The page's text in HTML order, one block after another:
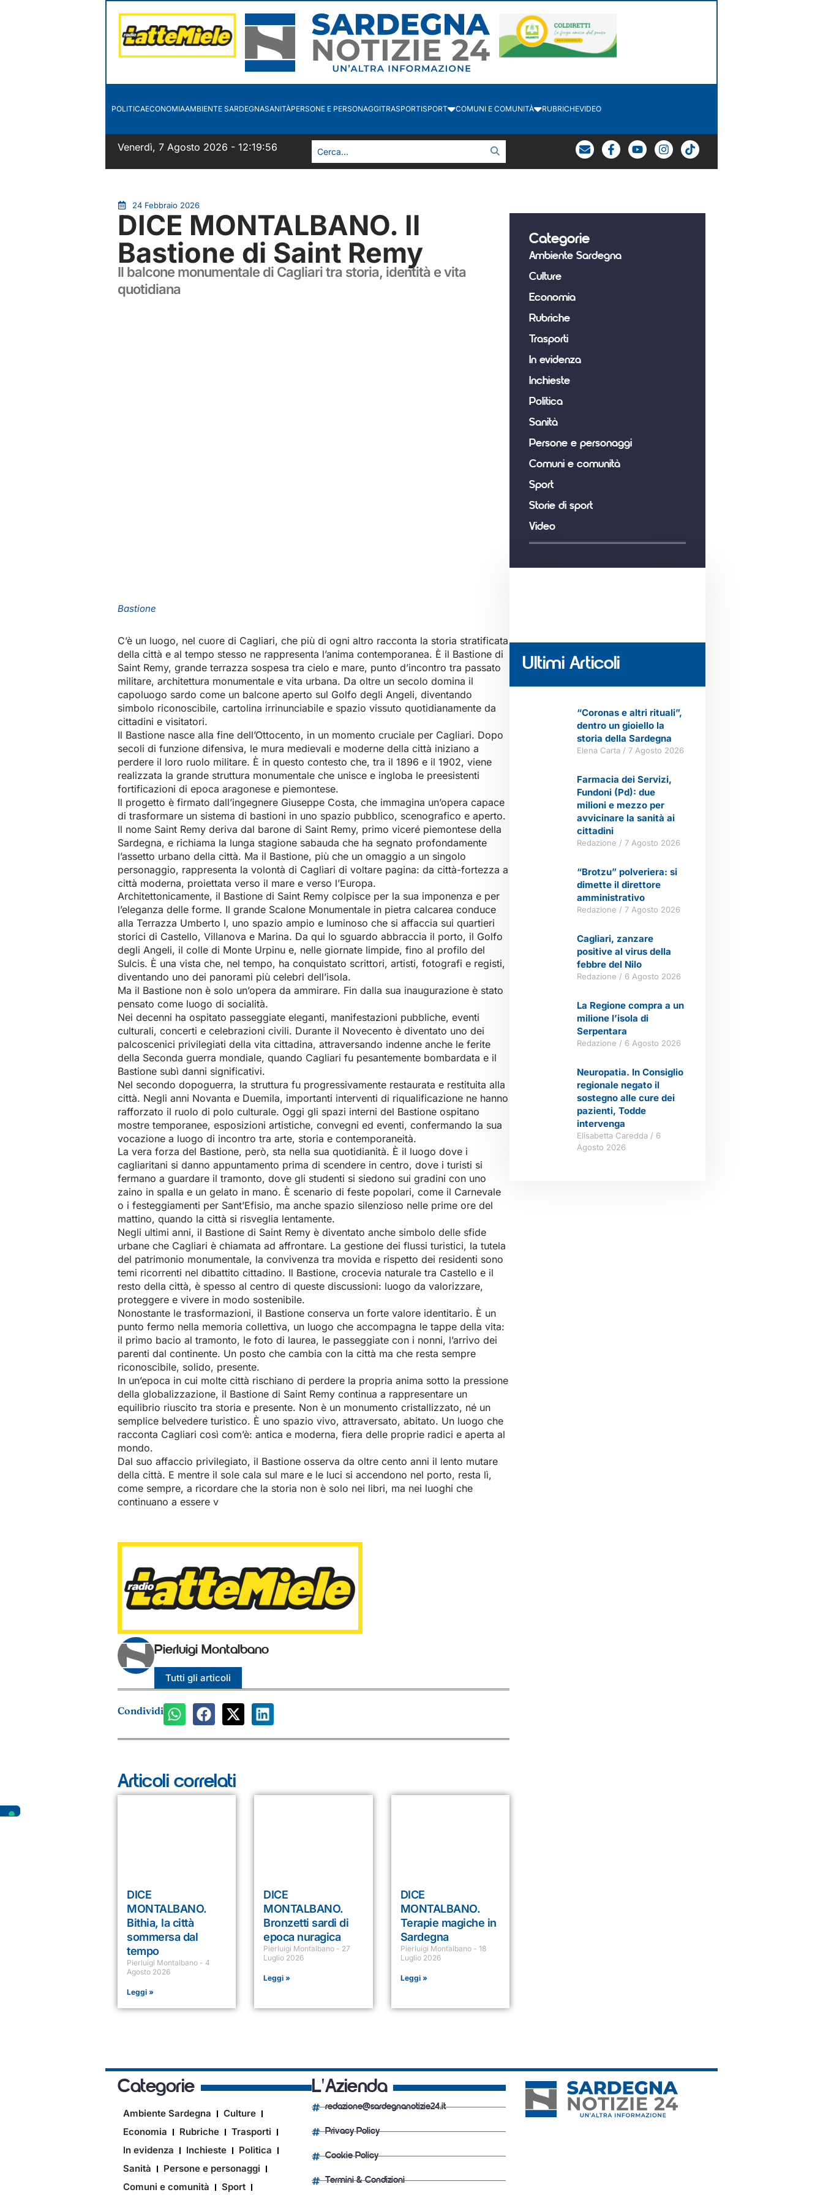
POLITICAECONOMIAAMBIENTE SARDEGNASANITÀPERSONE E PERSONAGGITRASPORTISPORT COMUNI E COMUNITÀ RUBRICHEVIDEO
Venerdì, 7 Agosto 2026 - 12:19:57
24 Febbraio 2026
DICE MONTALBANO. Il
Bastione di Saint Remy
Il balcone monumentale di Cagliari tra storia, identità e vita
quotidiana
Bastione
C’è un luogo, nel cuore di Cagliari, che più di ogni altro racconta la storia stratificata
della città e al tempo stesso ne rappresenta l’anima contemporanea. È il Bastione di
Saint Remy, grande terrazza sospesa tra cielo e mare, punto d’incontro tra passato
militare, architettura monumentale e vita urbana. Da oltre un secolo domina il
capoluogo sardo come un balcone aperto sul Golfo degli Angeli, diventando
simbolo riconoscibile, cartolina irrinunciabile e spazio vissuto quotidianamente da
cittadini e visitatori.
Il Bastione nasce alla fine dell’Ottocento, in un momento cruciale per Cagliari. Dopo
secoli di funzione difensiva, le mura medievali e moderne della città iniziano a
perdere il loro ruolo militare. È in questo contesto che, tra il 1896 e il 1902, viene
realizzata la grande struttura monumentale che unisce e ingloba le preesistenti
fortificazioni di epoca aragonese e piemontese.
Il progetto è firmato dall’ingegnere Giuseppe Costa, che immagina un’opera capace
di trasformare un sistema di bastioni in uno spazio pubblico, scenografico e aperto.
Il nome Saint Remy deriva dal barone di Saint Remy, primo viceré piemontese della
Sardegna, e richiama la lunga stagione sabauda che ha segnato profondamente
l’assetto urbano della città. Ma il Bastione, più che un omaggio a un singolo
personaggio, rappresenta la volontà di Cagliari di voltare pagina: da città-fortezza a
città moderna, proiettata verso il mare e verso l’Europa.
Architettonicamente, il Bastione di Saint Remy colpisce per la sua imponenza e per
l’eleganza delle forme. Il grande Scalone Monumentale in pietra calcarea conduce
alla Terrazza Umberto I, uno spazio ampio e luminoso che si affaccia sui quartieri
storici di Castello, Villanova e Marina. Da qui lo sguardo abbraccia il porto, il Golfo
degli Angeli, il colle di Monte Urpinu e, nelle giornate limpide, fino al profilo del
Sulcis. È una vista che, nel tempo, ha conquistato scrittori, artisti, fotografi e registi,
diventando uno dei panorami più celebri dell’isola.
Ma il Bastione non è solo un’opera da ammirare. Fin dalla sua inaugurazione è stato
pensato come luogo di socialità.
Nei decenni ha ospitato passeggiate eleganti, manifestazioni pubbliche, eventi
culturali, concerti e celebrazioni civili. Durante il Novecento è diventato uno dei
palcoscenici privilegiati della vita cittadina, attraversando indenne anche le ferite
della Seconda guerra mondiale, quando Cagliari fu pesantemente bombardata e il
Bastione subì danni significativi.
Nel secondo dopoguerra, la struttura fu progressivamente restaurata e restituita alla
città. Negli anni Novanta e Duemila, importanti interventi di riqualificazione ne hanno
rafforzato il ruolo di polo culturale. Oggi gli spazi interni del Bastione ospitano
mostre temporanee, esposizioni artistiche, convegni ed eventi, confermando la sua
vocazione a luogo di incontro tra arte, storia e contemporaneità.
La vera forza del Bastione, però, sta nella sua quotidianità. È il luogo dove i
cagliaritani si danno appuntamento prima di scendere in centro, dove i turisti si
fermano a guardare il tramonto, dove gli studenti si siedono sui gradini con uno
zaino in spalla e un gelato in mano. È scenario di feste popolari, come il Carnevale
o i festeggiamenti per Sant’Efisio, ma anche spazio silenzioso nelle prime ore del
mattino, quando la città si risveglia lentamente.
Negli ultimi anni, il Bastione di Saint Remy è diventato anche simbolo delle sfide
urbane che Cagliari è chiamata ad affrontare. La gestione dei flussi turistici, la tutela
del patrimonio monumentale, la convivenza tra movida e rispetto dei residenti sono
temi ricorrenti nel dibattito cittadino. Il Bastione, crocevia naturale tra Castello e il
resto della città, è spesso al centro di queste discussioni: luogo da valorizzare,
proteggere e vivere in modo sostenibile.
Nonostante le trasformazioni, il Bastione conserva un forte valore identitario. È un
punto fermo nella memoria collettiva, un luogo che accompagna le tappe della vita:
il primo bacio al tramonto, le foto di laurea, le passeggiate con i nonni, l’arrivo dei
parenti dal continente. Un posto che cambia con la città ma che resta sempre
riconoscibile, solido, presente.
In un’epoca in cui molte città rischiano di perdere la propria anima sotto la pressione
della globalizzazione, il Bastione di Saint Remy continua a rappresentare un
equilibrio riuscito tra storia e presente. Non è un monumento cristallizzato, né un
semplice belvedere turistico. È uno spazio vivo, attraversato, abitato. Un luogo che
racconta Cagliari così com’è: antica e moderna, fiera delle proprie radici e aperta al
mondo.
Dal suo affaccio privilegiato, il Bastione osserva da oltre cento anni il lento mutare
della città. E mentre il sole cala sul mare e le luci si accendono nel porto, resta lì,
come sempre, a ricordare che la storia non è solo nei libri, ma nei luoghi che
continuano a essere v
Pierluigi Montalbano
Tutti gli articoli
Condividi
Articoli correlati
DICE
MONTALBANO.
Bithia, la città
sommersa dal
tempo
Pierluigi Montalbano
4
Agosto 2026
Leggi »
DICE
MONTALBANO.
Bronzetti sardi di
epoca nuragica
Pierluigi Montalbano
27
Luglio 2026
Leggi »
DICE
MONTALBANO.
Terapie magiche in
Sardegna
Pierluigi Montalbano
18
Luglio 2026
Leggi »
Categorie
Ambiente Sardegna
Culture
Economia
Rubriche
Trasporti
In evidenza
Inchieste
Politica
Sanità
Persone e personaggi
Comuni e comunità
Sport
Storie di sport
Video
Ultimi Articoli
“Coronas e altri rituali”,
dentro un gioiello la
storia della Sardegna
Elena Carta 7 Agosto 2026
Farmacia dei Servizi,
Fundoni (Pd): due
milioni e mezzo per
avvicinare la sanità ai
cittadini
Redazione 7 Agosto 2026
“Brotzu” polveriera: si
dimette il direttore
amministrativo
Redazione 7 Agosto 2026
Cagliari, zanzare
positive al virus della
febbre del Nilo
Redazione 6 Agosto 2026
La Regione compra a un
milione l’isola di
Serpentara
Redazione 6 Agosto 2026
Neuropatia. In Consiglio
regionale negato il
sostegno alle cure dei
pazienti, Todde
intervenga
Elisabetta Caredda
6
Agosto 2026
Categorie
Ambiente Sardegna
Culture
Economia
Rubriche
Trasporti
In evidenza
Inchieste
Politica
Sanità
Persone e personaggi
Comuni e comunità
Sport
L'Azienda
redazione@sardegnanotizie24.it
Privacy Policy
Cookie Policy
Termini & Condizioni